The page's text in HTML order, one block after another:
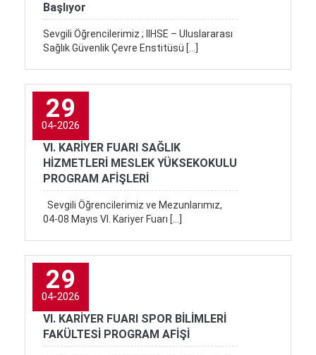
Başlıyor
Sevgili Öğrencilerimiz ; IIHSE – Uluslararası
Sağlık Güvenlik Çevre Enstitüsü […]
29
04-2026
VI. KARİYER FUARI SAĞLIK
HİZMETLERİ MESLEK YÜKSEKOKULU
PROGRAM AFİŞLERİ
Sevgili Öğrencilerimiz ve Mezunlarımız,
04-08 Mayıs VI. Kariyer Fuarı […]
29
04-2026
VI. KARİYER FUARI SPOR BİLİMLERİ
FAKÜLTESİ PROGRAM AFİŞİ